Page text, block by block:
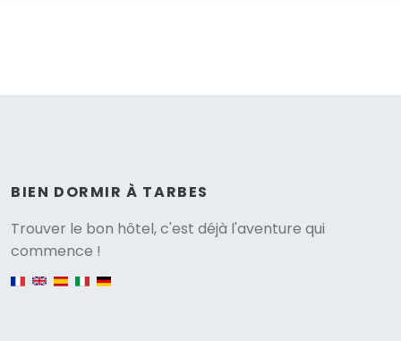
BIEN DORMIR À TARBES
Trouver le bon hôtel, c'est déjà l'aventure qui
commence !